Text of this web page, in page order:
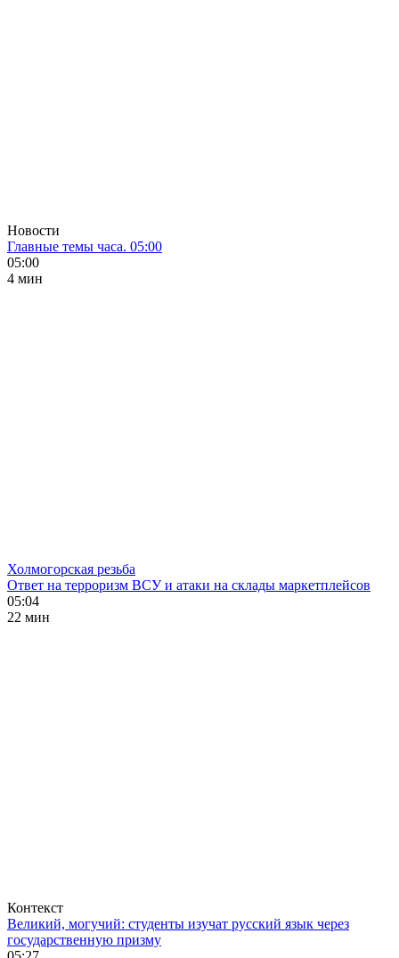
Новости
Главные темы часа. 05:00
05:00
4 мин
Холмогорская резьба
Ответ на терроризм ВСУ и атаки на склады маркетплейсов
05:04
22 мин
Контекст
Великий, могучий: студенты изучат русский язык через
государственную призму